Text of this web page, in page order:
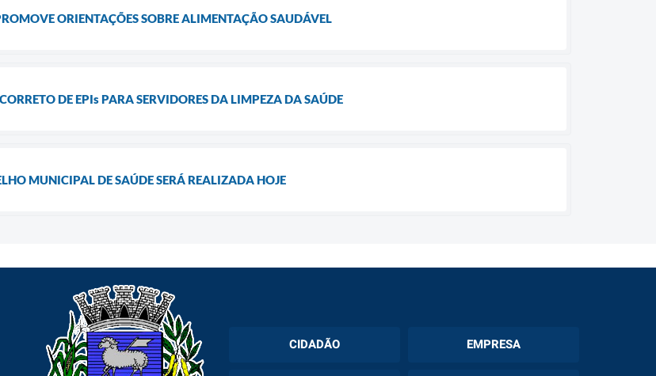
ORIENTAÇÕES SOBRE ALIMENTAÇÃO SAUDÁVEL
DE EPIs PARA SERVIDORES DA LIMPEZA DA SAÚDE
MUNICIPAL DE SAÚDE SERÁ REALIZADA HOJE
CIDADÃO EMPRESA